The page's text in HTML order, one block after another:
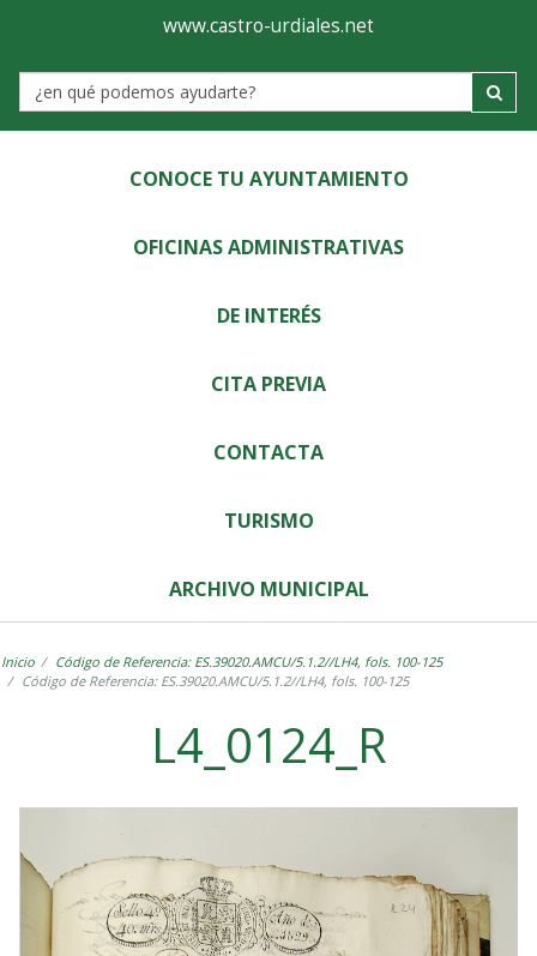
Ayuntamiento
de
Castro-
Urdiales
www.castro-urdiales.net
Label
CONOCE TU AYUNTAMIENTO
OFICINAS ADMINISTRATIVAS
DE INTERÉS
CITA PREVIA
CONTACTA
TURISMO
ARCHIVO MUNICIPAL
Inicio
Código de Referencia: ES.39020.AMCU/5.1.2//LH4, fols. 100-125
Código de Referencia: ES.39020.AMCU/5.1.2//LH4, fols. 100-125
L4_0124_R